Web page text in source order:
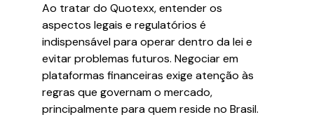
Ao tratar do Quotexx, entender os
aspectos legais e regulatórios é
indispensável para operar dentro da lei e
evitar problemas futuros. Negociar em
plataformas financeiras exige atenção às
regras que governam o mercado,
principalmente para quem reside no Brasil.